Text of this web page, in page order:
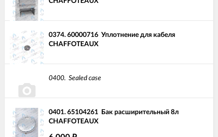
0374. 60000716 Уплотнение для кабеля
CHAFFOTEAUX
0400. Sealed case
0401. 65104261 Бак расширительный 8л
CHAFFOTEAUX